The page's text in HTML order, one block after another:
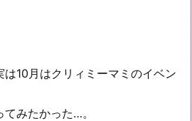
10月はクリィミーマミのイベン
みたかった…。